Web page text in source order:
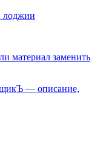
лоджии
материал заменить
— описание,